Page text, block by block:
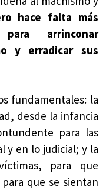
hace falta más
arrinconar
y erradicar sus
fundamentales: la
desde la infancia
para las
y en lo judicial; y la
para que
que se sientan